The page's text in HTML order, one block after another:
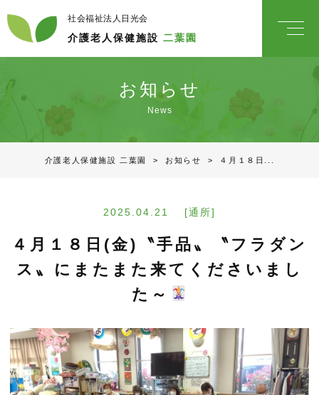
社会福祉法人日光会
介護老人保健施設 二葉園
お知らせ
News
介護老人保健施設 二葉園 > お知らせ > ４月１８日...
2025.04.21 [通所]
４月１８日(金)〝手品〟〝フラダン
ス〟にまたまた来てくださいまし
た～